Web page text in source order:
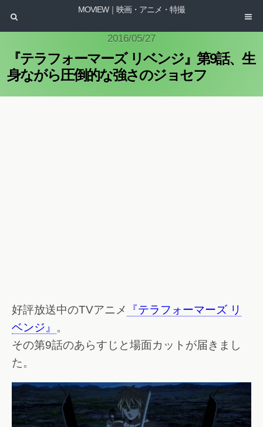
MOVIEW｜映画・アニメ・特撮
2016/05/27
『テラフォーマーズ リベンジ』第9話、生
身ながら圧倒的な強さのジョセフ
好評放送中のTVアニメ
『テラフォーマーズ リ
ベンジ』 。
その第9話のあらすじと場面カットが届きまし
た。